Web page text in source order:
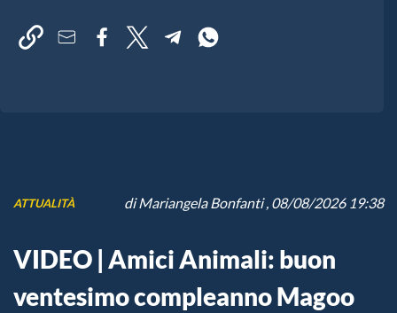
ATTUALITÀ diMariangela Bonfanti, 08/08/2026 19:38
VIDEO | Amici Animali: buon
ventesimo compleanno Magoo